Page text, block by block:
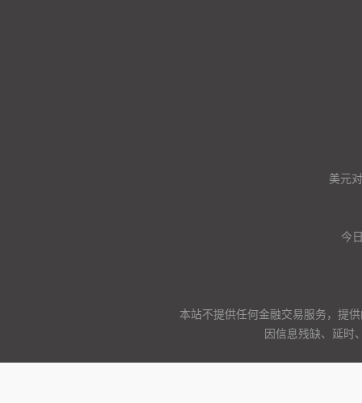
美元
今
本站不提供任何金融交易服务，提
因信息残缺、延时